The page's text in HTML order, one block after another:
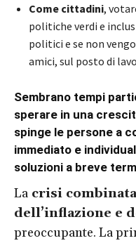
Come cittadini,
politiche verdi e
politici e se non
amici, sul posto di
Sembrano tempi
sperare in una
spinge le persone a
immediato e
soluzioni a breve
La crisi
dell’inflazione e
preoccupante. La